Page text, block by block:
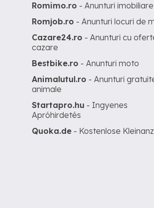
Romimo.ro - Anunturi imobiliare
Romjob.ro - Anunturi locuri de
Cazare24.ro - Anunturi cu
cazare
Bestbike.ro - Anunturi moto
Animalutul.ro - Anunturi
animale
Startapro.hu - Ingyenes
Apróhirdetés
Quoka.de - Kostenlose